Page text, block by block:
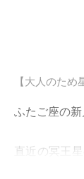
【大人のた
ふたご座の新
直近の冥王